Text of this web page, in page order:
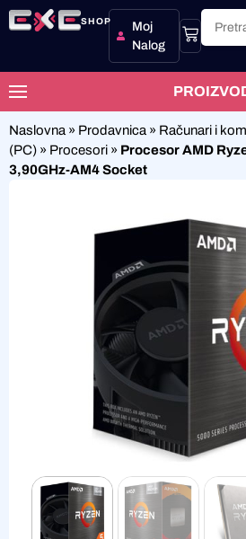
SHOP
Moj
Nalog
Naslovna » Prodavnica » Računari i
(PC) » Procesori » Procesor AMD
3,90GHz-AM4 Socket